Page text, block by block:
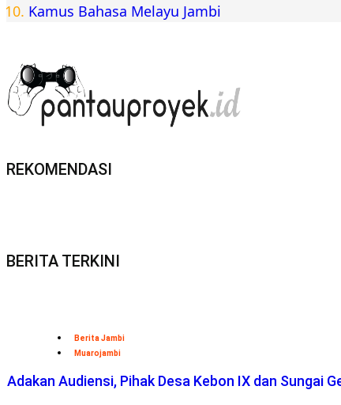
Kamus Bahasa Melayu Jambi
REKOMENDASI
BERITA TERKINI
Berita Jambi
Muarojambi
Adakan Audiensi, Pihak Desa Kebon IX dan Sungai